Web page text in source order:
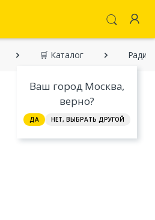
Ваш город Москва,
верно?
ДА НЕТ, ВЫБРАТЬ ДРУГОЙ
🛒 Каталог